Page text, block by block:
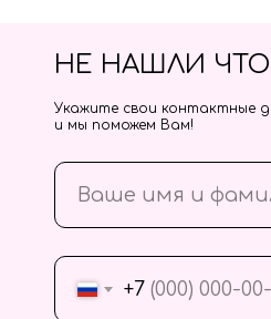
+7
НЕ НАШЛИ
Укажите свои контактные
и мы поможем Вам!